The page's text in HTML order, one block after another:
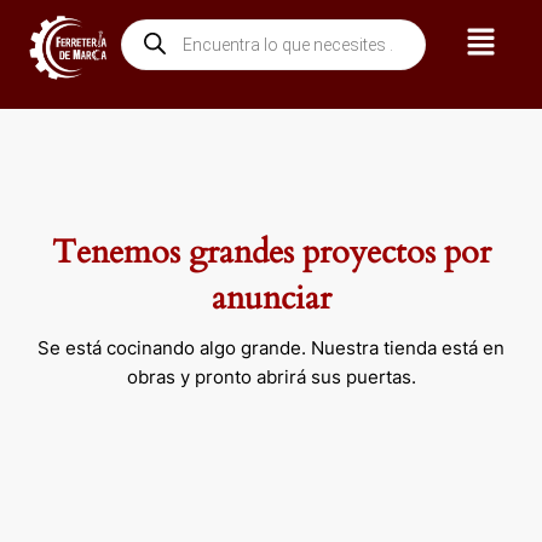
contenido
Búsqueda
de
productos
Menú
Tenemos grandes proyectos por
anunciar
Se está cocinando algo grande. Nuestra tienda está en
obras y pronto abrirá sus puertas.